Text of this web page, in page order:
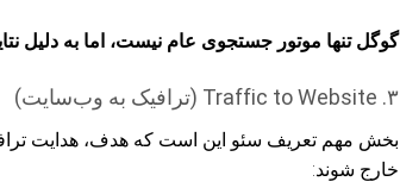
گوگل تنها موتور جستجوی عام نیست، اما به دلیل
۳. Traffic to Website (ترافیک به وب‌سایت)
بخش مهم تعریف سئو این است که هدف، هدایت
خارج شوند: